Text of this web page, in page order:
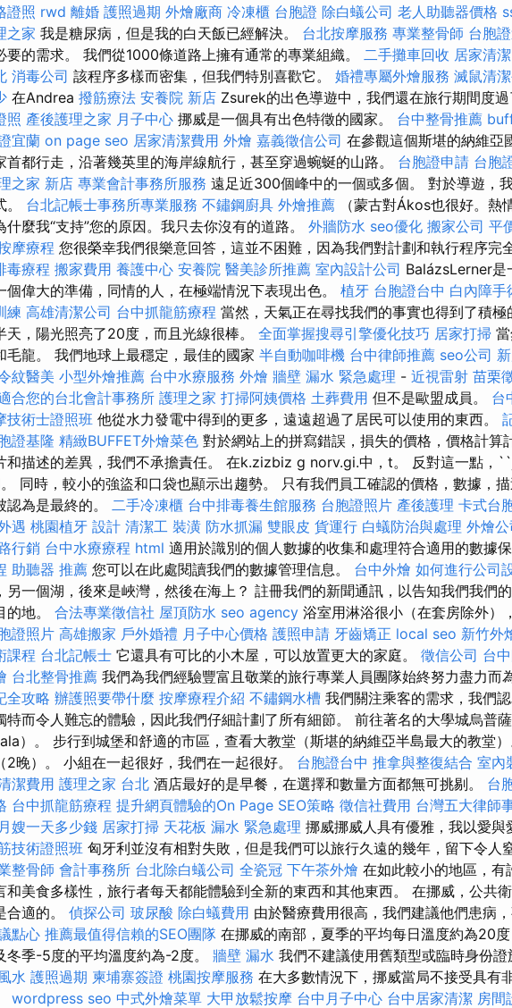
證照 rwd 離婚 護照過期 外燴廠商 冷凍櫃 台胞證 除白蟻公司 老人助聽器價格
之家 我是糖尿病，但是我的白天飯已經解決。 台北按摩服務 專業整骨師 台胞
要的需求。 我們從1000條道路上擁有通常的專業組織。
二手攤車回收 居家清潔
消毒公司 該程序多樣而密集，但我們特別喜歡它。 婚禮專屬外燴服務 滅鼠清
在Andrea 撥筋療法 安養院 新店 Zsurek的出色導遊中，我們還在旅行期間度過
照 產後護理之家 月子中心 挪威是一個具有出色特徵的國家。 台中整骨推薦
宜蘭 on page seo 居家清潔費用 外燴 嘉義徵信公司 在參觀這個斯堪的納維亞
首都行走，沿著幾英里的海岸線航行，甚至穿過蜿蜒的山路。 台胞證申請 台胞
之家 新店 專業會計事務所服務 遠足近300個峰中的一個或多個。 對於導遊，
。 台北記帳士事務所專業服務 不鏽鋼廚具 外燴推薦 （蒙古對Ákos也很好。熱
什麼我“支持”您的原因。我只去你沒有的道路。 外牆防水 seo優化 搬家公司 平
摩療程 您很榮幸我們很樂意回答，這並不困難，因為我們對計劃和執行程序完
毒療程 搬家費用 養護中心 安養院 醫美診所推薦 室內設計公司 BalázsLerner是
個偉大的準備，同情的人，在極端情況下表現出色。 植牙 台胞證台中 白內障手
練 高雄清潔公司 台中抓龍筋療程 當然，天氣正在尋找我們的事實也得到了積極
天，陽光照亮了20度，而且光線很棒。 全面掌握搜尋引擎優化技巧 居家打掃
毛龍。 我們地球上最穩定，最佳的國家 半自動咖啡機 台中律師推薦 seo公司
紋醫美 小型外燴推薦 台中水療服務 外燴 牆壁 漏水 緊急處理 - 近視雷射 苗栗
合您的台北會計事務所 護理之家 打掃阿姨價格 土葬費用 但不是歐盟成員。 台
技術士證照班 他從水力發電中得到的更多，遠遠超過了居民可以使用的東西。
證基隆 精緻BUFFET外燴菜色 對於網站上的拼寫錯誤，損失的價格，價格計算
和描述的差異，我們不承擔責任。 在k.zizbiz g norv.gi.中，t。 反對這一點，
同時，較小的強盜和口袋也顯示出趨勢。 只有我們員工確認的價格，數據，
認為是最終的。 二手冷凍櫃 台中排毒養生館服務 台胞證照片 產後護理 卡式台
遇 桃園植牙 設計 清潔工 裝潢 防水抓漏 雙眼皮 貨運行 白蟻防治與處理 外燴公
行銷 台中水療療程 html 適用於識別的個人數據的收集和處理符合適用的數據
助聽器 推薦 您可以在此處閱讀我們的數據管理信息。 台中外燴 如何進行公司
另一個湖，後來是峽灣，然後在海上？ 註冊我們的新聞通訊，以告知我們我們
的地。 合法專業徵信社 屋頂防水 seo agency 浴室用淋浴很小（在套房除外）
證照片 高雄搬家 戶外婚禮 月子中心價格 護照申請 牙齒矯正 local seo 新竹外
課程 台北記帳士 它還具有可比的小木屋，可以放置更大的家庭。 徵信公司 台
台北整骨推薦 我們為我們經驗豐富且敬業的旅行專業人員團隊始終努力盡力而
全攻略 辦護照要帶什麼 按摩療程介紹 不鏽鋼水槽 我們關注乘客的需求，我們
特而令人難忘的體驗，因此我們仔細計劃了所有細節。 前往著名的大學城烏普
）。 步行到城堡和舒適的市區，查看大教堂（斯堪的納維亞半島最大的教堂
2晚）。 小組在一起很好，我們在一起很好。 台胞證台中 推拿與整復結合 室內
潔費用 護理之家 台北 酒店最好的是早餐，在選擇和數量方面都無可挑剔。 台
台中抓龍筋療程 提升網頁體驗的On Page SEO策略 徵信社費用 台灣五大律師
月嫂一天多少錢 居家打掃 天花板 漏水 緊急處理 挪威挪威人具有優雅，我以愛與
技術證照班 匈牙利並沒有相對失敗，但是我們可以旅行久遠的幾年，留下令人
整骨師 會計事務所 台北除白蟻公司 全瓷冠 下午茶外燴 在如此較小的地區，有
和美食多樣性，旅行者每天都能體驗到全新的東西和其他東西。 在挪威，公共
合適的。 偵探公司 玻尿酸 除白蟻費用 由於醫療費用很高，我們建議他們患病
點心 推薦最值得信賴的SEO團隊 在挪威的南部，夏季的平均每日溫度約為20
冬季-5度的平均溫度約為-2度。 牆壁 漏水 我們不建議使用舊類型或臨時身份證
水 護照過期 柬埔寨簽證 桃園按摩服務 在大多數情況下，挪威當局不接受具有
wordpress seo 中式外燴菜單 大甲放鬆按摩 台中月子中心 台中居家清潔 房間